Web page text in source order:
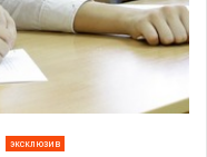
эксклюзив